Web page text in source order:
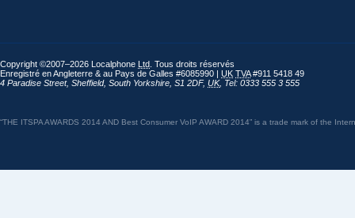
Copyright ©2007–2026 Localphone Ltd . Tous droits réservés
Enregistré en Angleterre & au Pays de Galles #6085990 | UK TVA#911 5418 49
4 Paradise Street, Sheffield, South Yorkshire S1 2DF, UK, Tel: 0333 555 3 555
“THE ITSPA AWARDS 2014 AND Best Consumer VoIP AWARD 2014” is a trade mark of the